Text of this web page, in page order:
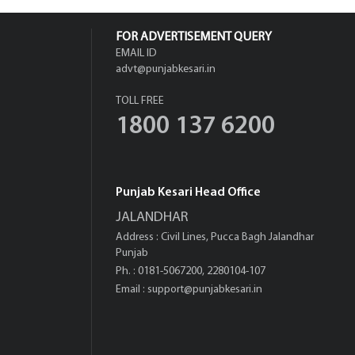
FOR ADVERTISEMENT QUERY
EMAIL ID
advt@punjabkesari.in
TOLL FREE
1800 137 6200
Punjab Kesari Head Office
JALANDHAR
Address : Civil Lines, Pucca Bagh Jalandhar
Punjab
Ph. : 0181-5067200, 2280104-107
Email : support@punjabkesari.in